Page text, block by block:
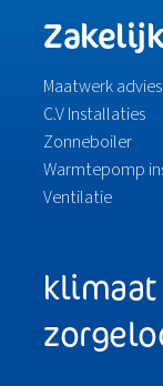
Maatwerk advies
C.V Installaties
Zonneboiler
Warmtepomp
Ventilatie